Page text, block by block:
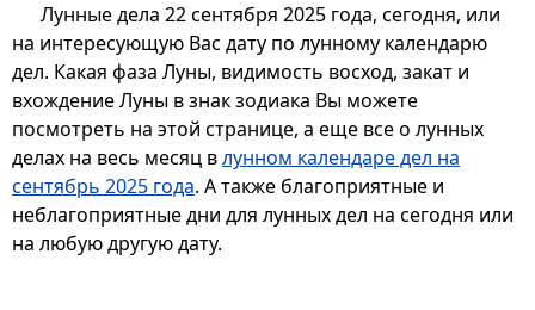
Лунные дела 22 сентября 2025 года, сегодня, или
на интересующую Вас дату по лунному календарю
дел. Какая фаза Луны, видимость восход, закат и
вхождение Луны в знак зодиака Вы можете
посмотреть на этой странице, а еще все о лунных
делах на весь месяц влунном календаре дел на
сентябрь 2025 года. А также благоприятные и
неблагоприятные дни для лунных дел на сегодня или
на любую другую дату.